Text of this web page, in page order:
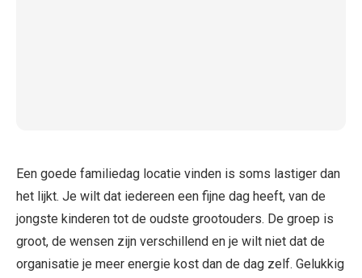
Een goede familiedag locatie vinden is soms lastiger dan
het lijkt. Je wilt dat iedereen een fijne dag heeft, van de
jongste kinderen tot de oudste grootouders. De groep is
groot, de wensen zijn verschillend en je wilt niet dat de
organisatie je meer energie kost dan de dag zelf. Gelukkig